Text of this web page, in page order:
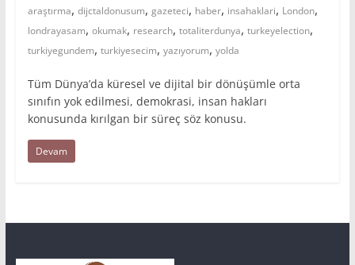
araştırma, dijctaldonusum, gazeteci, haber, insahaklari, London,
londrayasam, okumak, research, totaliterdunya, turkeyelection,
turkiyegundem, turkiyesecim, yazıyorum, yolda
Tüm Dünya’da küresel ve dijital bir dönüşümle orta
sınıfın yok edilmesi, demokrasi, insan hakları
konusunda kırılgan bir süreç söz konusu.
Devam